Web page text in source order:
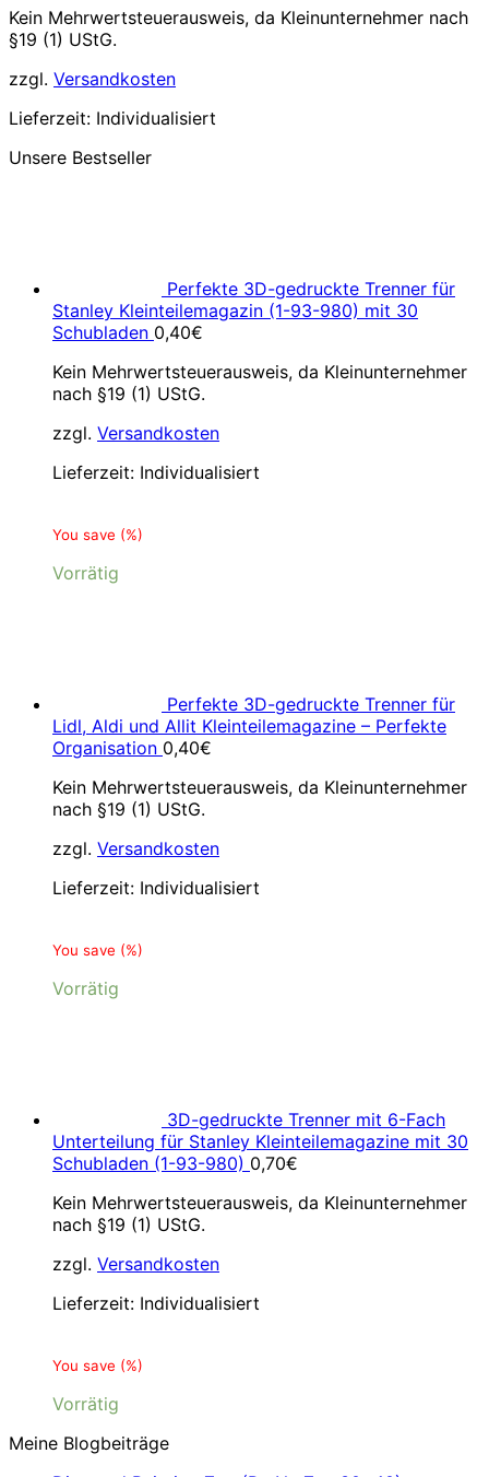
Kein Mehrwertsteuerausweis, da Kleinunternehmer nach
§19 (1) UStG.
zzgl. Versandkosten
Lieferzeit: Individualisiert
Unsere Bestseller
Perfekte 3D-gedruckte Trenner für
Stanley Kleinteilemagazin (1-93-980) mit 30
Schubladen 0,40€
Kein Mehrwertsteuerausweis, da Kleinunternehmer
nach §19 (1) UStG.
zzgl. Versandkosten
Lieferzeit: Individualisiert
You save (%)
Vorrätig
Perfekte 3D-gedruckte Trenner für
Lidl, Aldi und Allit Kleinteilemagazine – Perfekte
Organisation 0,40€
Kein Mehrwertsteuerausweis, da Kleinunternehmer
nach §19 (1) UStG.
zzgl. Versandkosten
Lieferzeit: Individualisiert
You save (%)
Vorrätig
3D-gedruckte Trenner mit 6-Fach
Unterteilung für Stanley Kleinteilemagazine mit 30
Schubladen (1-93-980) 0,70€
Kein Mehrwertsteuerausweis, da Kleinunternehmer
nach §19 (1) UStG.
zzgl. Versandkosten
Lieferzeit: Individualisiert
You save (%)
Vorrätig
Meine Blogbeiträge